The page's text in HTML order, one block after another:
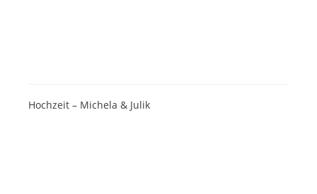
Hochzeit – Michela & Julik